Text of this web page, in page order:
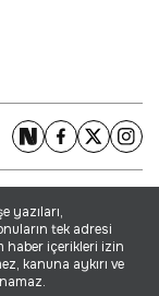
yazıları,
tek adresi
haber içerikleri izin
kanuna aykırı ve